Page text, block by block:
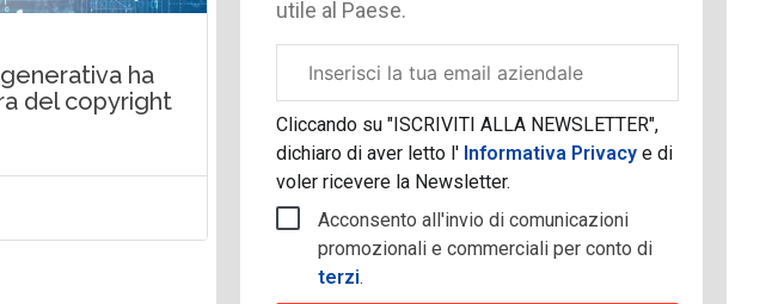
ha
del copyright
utile al Paese.
aziendale
Cliccando su "ISCRIVITI ALLA NEWSLETTER",
dichiaro di aver letto l' Informativa Privacye di
voler ricevere la Newsletter.
Acconsento all'invio di comunicazioni
promozionali e commerciali per conto di
terzi.